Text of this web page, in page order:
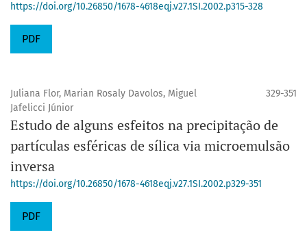
https://doi.org/10.26850/1678-4618eqj.v27.1SI.2002.p315-328
PDF
Juliana Flor, Marian Rosaly Davolos, Miguel
Jafelicci Júnior
329-351
Estudo de alguns esfeitos na precipitação de
partículas esféricas de sílica via microemulsão
inversa
https://doi.org/10.26850/1678-4618eqj.v27.1SI.2002.p329-351
PDF